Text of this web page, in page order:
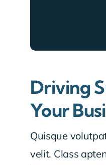
Driving
Your
Quisque
velit. Class